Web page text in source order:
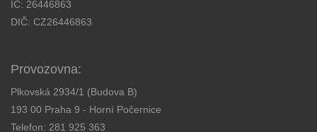
IČ: 26446863
DIČ: CZ26446863
Provozovna:
Plkovská 2934/1 (Budova B)
193 00 Praha 9 - Horní Počernice
Telefon: 281 925 363